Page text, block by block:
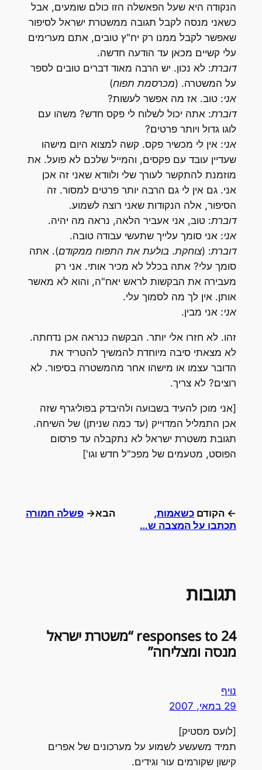
הנקודה היא שעל הפאשלה הזו כולם שומעים, אבל
כשאני מנסה לקבל תגובה ממשטרת ישראל לסיפור
שאפשר לקבל ממנו רק יח"ץ טובים, אתם מערימים
עלי קשיים מכאן עד הודעה חדשה.
דוברת: לא נכון. יש הרבה מאוד דברים טובים לספר
על המשטרה. (מכרסמת תפוח)
אני: טוב. אז מה אפשר לעשות?
דוברת: אתה יכול לשלוח לי פקס חדש? משהו עם
לוגו גדול ויותר פרטים?
אני: אין לי מכשיר פקס. קשה למצוא היום מישהו
שעדיין עובד עם פקסים, והמייל שלכם לא פועל. את
מוזמנת להתקשר לעורך שלי ולוודא שאני זה אכן
אני. גם אין לי גם הרבה יותר פרטים למסור. זה
הסיפור, אלה הנקודות שאני רוצה לשמוע.
דוברת: טוב, אני אעביר הלאה, נראה מה יהיה.
אני: אני סומך עלייך שתעשי עבודה טובה.
דוברת: (צוחקת. בולעת את התפוח ממקודם). אתה
סומך עלי? אתה בכלל לא מכיר אותי. אני רק
מעבירה את הבקשות לראש יאח"ה, והוא לא מאשר
אותן. אין לך מה לסמוך עלי.
אני: אני מבין.
זהו. לא חזרו אלי יותר. הבקשה כנראה אכן נדחתה.
לא מצאתי סיבה מיוחדת להמשיך להטריד את
הדובר עצמו או מישהו אחר מהמשטרה בסיפור. לא
רוצים? לא צריך.
[אני מוכן להעיד בשבועה ולהיבדק בפוליגרף שזה
אכן התמליל המדוייק (עד כמה שניתן) של השיחה.
תגובת משטרת ישראל לא נתקבלה עד פרסום
הפוסט, מטעמים של מפכ"ל חדש וגו']
← הקודם כשאמות,
תכתבו על המצבה ש…
הבא→ פשלה חמורה
תגובות
24 responses to “משטרת ישראל
מנסה ומצליחה”
נויף
29 במאי, 2007
[לועס מסטיק]
תמיד משעשע לשמוע על מערכונים של אפרים
קישון שקורמים עור וגידים.